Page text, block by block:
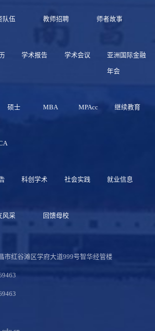
队伍 教师招聘 师者故事
学术报告 学术会议 亚洲国际金融
年会
硕士 MBA MPAcc 继续教育
科创学术 社会实践 就业信息
风采 回馈母校
市红谷滩区学府大道999号智华经管楼